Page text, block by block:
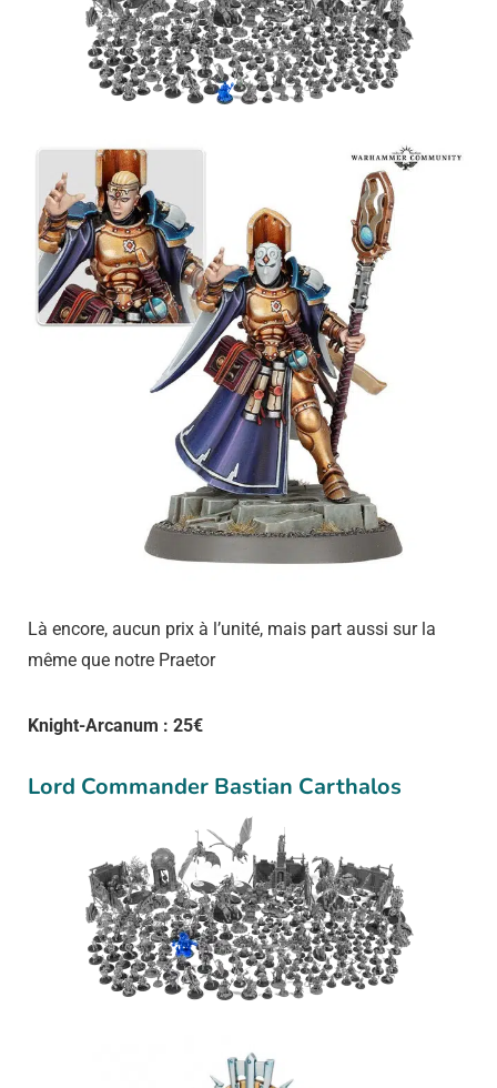
Là encore, aucun prix à l’unité, mais part aussi sur la
même que notre Praetor
Knight-Arcanum : 25€
Lord Commander Bastian Carthalos